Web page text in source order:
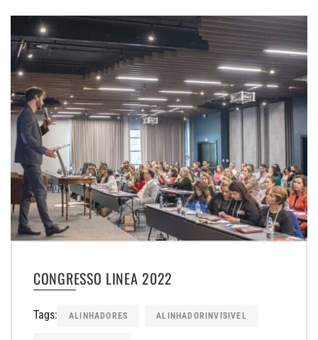
CONGRESSO LINEA 2022
Tags: ALINHADORES ALINHADORINVISIVEL